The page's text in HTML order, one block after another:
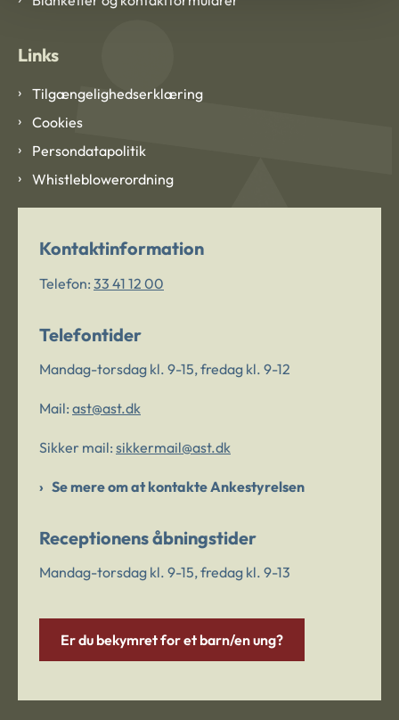
Links
Tilgængelighedserklæring
Cookies
Persondatapolitik
Whistleblowerordning
Kontaktinformation
Telefon: 33 41 12 00
Telefontider
Mandag-torsdag kl. 9-15, fredag kl. 9-12
Mail: ast@ast.dk
Sikker mail: sikkermail@ast.dk
Se mere om at kontakte Ankestyrelsen
Receptionens åbningstider
Mandag-torsdag kl. 9-15, fredag kl. 9-13
Er du bekymret for et barn/en ung?